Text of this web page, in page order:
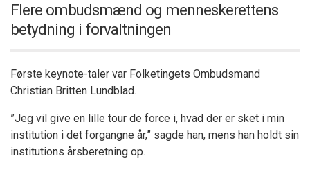
Flere ombudsmænd og menneskerettens
betydning i forvaltningen
Første keynote-taler var Folketingets Ombudsmand
Christian Britten Lundblad.
”Jeg vil give en lille tour de force i, hvad der er sket i min
institution i det forgangne år,” sagde han, mens han holdt sin
institutions årsberetning op.